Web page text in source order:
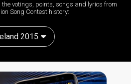
votings, points, songs and lyrics from
Song Contest history:
2015